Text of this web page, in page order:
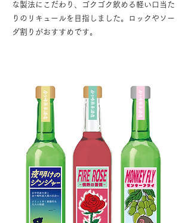
な製法にこだわり、ゴクゴク飲める軽い口当た
りのリキュールを目指しました。ロックやソー
ダ割りがおすすめです。